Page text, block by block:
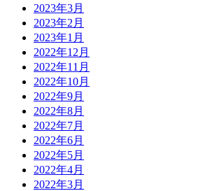
2023年3月
2023年2月
2023年1月
2022年12月
2022年11月
2022年10月
2022年9月
2022年8月
2022年7月
2022年6月
2022年5月
2022年4月
2022年3月